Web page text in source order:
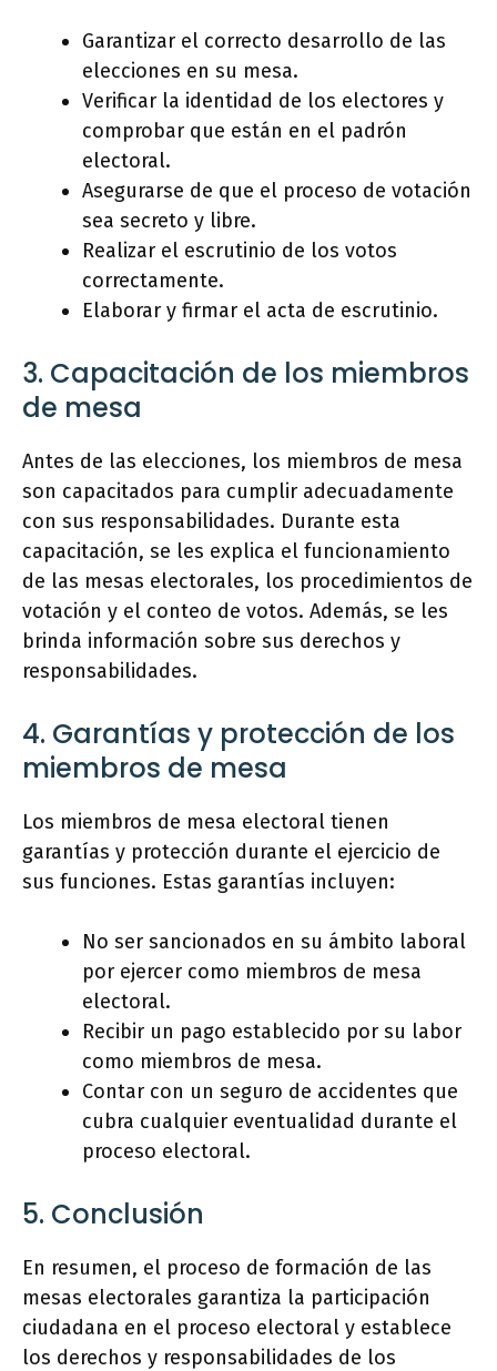
Garantizar el correcto desarrollo de las
elecciones en su mesa.
Verificar la identidad de los electores y
comprobar que están en el padrón
electoral.
Asegurarse de que el proceso de votación
sea secreto y libre.
Realizar el escrutinio de los votos
correctamente.
Elaborar y firmar el acta de escrutinio.
3. Capacitación de los miembros
de mesa
Antes de las elecciones, los miembros de mesa
son capacitados para cumplir adecuadamente
con sus responsabilidades. Durante esta
capacitación, se les explica el funcionamiento
de las mesas electorales, los procedimientos de
votación y el conteo de votos. Además, se les
brinda información sobre sus derechos y
responsabilidades.
4. Garantías y protección de los
miembros de mesa
Los miembros de mesa electoral tienen
garantías y protección durante el ejercicio de
sus funciones. Estas garantías incluyen:
No ser sancionados en su ámbito laboral
por ejercer como miembros de mesa
electoral.
Recibir un pago establecido por su labor
como miembros de mesa.
Contar con un seguro de accidentes que
cubra cualquier eventualidad durante el
proceso electoral.
5. Conclusión
En resumen, el proceso de formación de las
mesas electorales garantiza la participación
ciudadana en el proceso electoral y establece
los derechos y responsabilidades de los